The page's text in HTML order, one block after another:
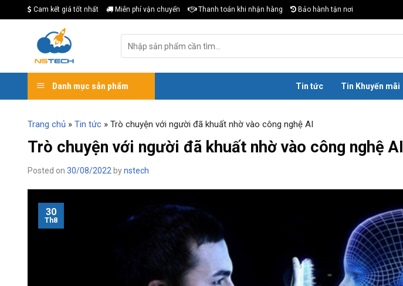
to
Cam kết giá tốt nhất Miễn phí vận chuyển Thanh toán khi nhận hàng Bảo hành tận nơi
kiếm:
Danh mục sản phẩm Tin tức Tin Khuyến mãi
Trang chủ » Tin tức » Trò chuyện với người đã khuất nhờ vào công nghệ AI
Trò chuyện với người đã khuất nhờ vào công nghệ AI
Posted on 30/08/2022 bynstech
30
Th8